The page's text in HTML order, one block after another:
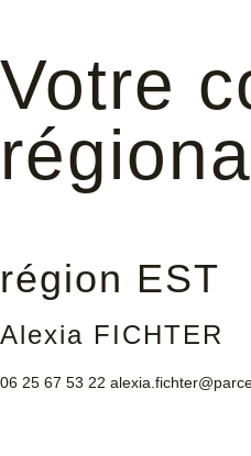
Votre
région EST
Alexia FICHTER
06 25 67 53 22